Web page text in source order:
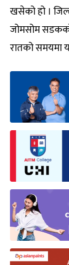
खसेको हो ।
जोमसोम
रातको समयमा